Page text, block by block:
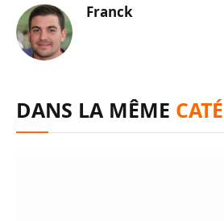
Franck
DANS LA MÊME